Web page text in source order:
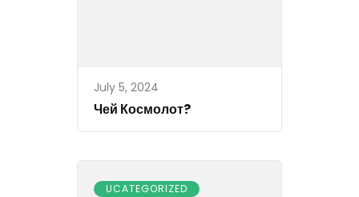
July 5, 2024
Чей Космолот?
UCATEGORIZED